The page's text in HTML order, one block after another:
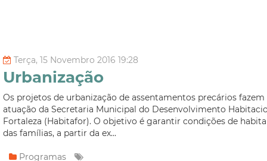
Terça, 15 Novembro 2016 19:28
Urbanização
Os projetos de urbanização de assentamentos precários
atuação da Secretaria Municipal do Desenvolvimento
Fortaleza (Habitafor). O objetivo é garantir condições de
das famílias, a partir da ex...
Programas